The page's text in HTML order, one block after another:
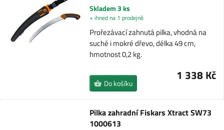
Skladem 3 ks
+ ihned na 1 prodejně
Prořezávací zahnutá pilka, vhodná na
suché i mokré dřevo, délka 49 cm,
hmotnost 0,2 kg.
1 338 Kč
Do košíku
Pilka zahradní Fiskars Xtract SW73
1000613